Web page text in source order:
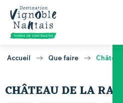
Aller
contenu
principal
Accueil Que faire
CHÂTEAU DE LA